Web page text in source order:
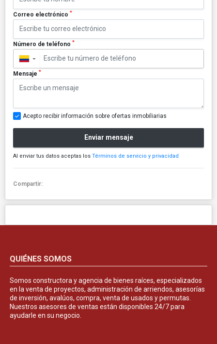
Correo electrónico *
Número de teléfono *
▼
Mensaje *
Acepto recibir información sobre ofertas inmobiliarias
Enviar mensaje
Al enviar tus datos aceptas los Términos de servicio y privacidad
Compartir:
QUIÉNES SOMOS
Somos constructora y agencia de bienes raíces, especializados
en la venta de proyectos, administración de arriendos, asesorías
de inversión, avalúos, compra, venta de usados y permutas.
Nuestros asesores de ventas están disponibles 24/7 para
ayudarle en su negocio.